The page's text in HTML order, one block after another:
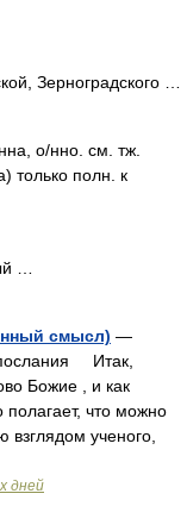
Зерноградского …
о/нно. см. тж.
только полн. к
…
смысл) —
Итак,
Божие , и как
полагает, что можно
взглядом ученого,
дней